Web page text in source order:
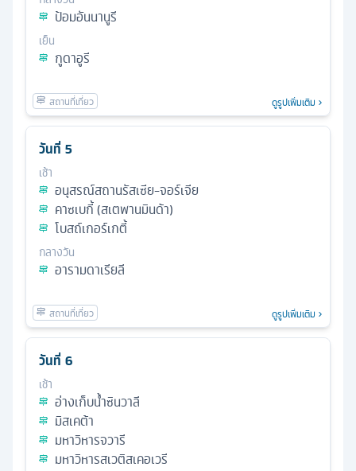
ป้อมอันนานูรี
เย็น
กูดาอูรี
ดูรูปเพิ่มเติม
วันที่ 5
เช้า
อนุสรณ์สถานรัสเซีย-จอร์เจีย
คาซเบกี้ (สเตพานมินด้า)
โบสถ์เกอร์เกตี้
กลางวัน
อารามดาเรียลี
ดูรูปเพิ่มเติม
วันที่ 6
เช้า
อ่างเก็บน้ำซินวาลี
มิสเคต้า
มหาวิหารจวารี
มหาวิหารสเวติสเคอเวรี